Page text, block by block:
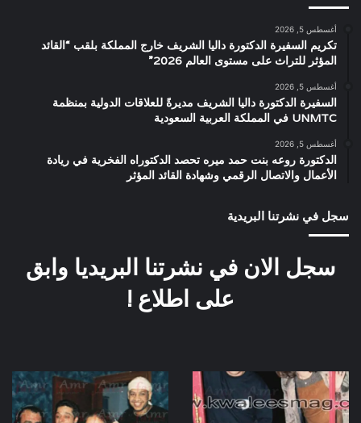
أغسطس 5, 2026
تكريم السفيرة الدكتورة داليا الشريف خارج المملكة بلقب “القائد
المؤثر للتراث على مستوى العالم 2026”
أغسطس 5, 2026
السفيرة الدكتورة داليا الشريف مديرةً للعلاقات الدولية بمنظمة
UNMTC في المملكة العربية السعودية
أغسطس 5, 2026
الدكتورة روعه بنت حمد ميره تحصد الدكتوراه الفخرية في ريادة
الأعمال والاتصال الرقمي وشهادة القائد المؤثر
سجل في نشرتنا البريدية
سجل الان في نشرتنا البريديا وابق
على اطلاع !
كواليس
تسجيل
اغانى
كواليس
اغانى
فيلم